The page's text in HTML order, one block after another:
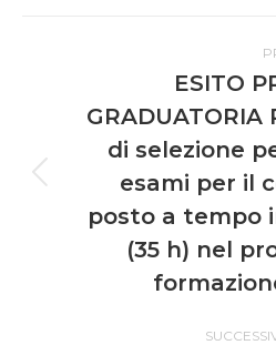
ESITO
GRADUATORIA
di selezione
esami per il
posto a tempo
(35 h) nel